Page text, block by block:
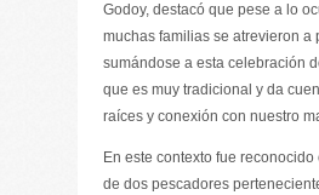
Godoy, destacó que pese a lo
muchas familias se atrevieron a
sumándose a esta celebración
que es muy tradicional y da
raíces y conexión con nuestro
En este contexto fue
de dos pescadores